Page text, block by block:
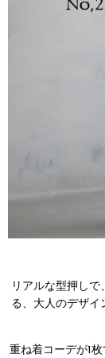
リアルな型押し
る、大人のデザイ
重ね着コーデが1